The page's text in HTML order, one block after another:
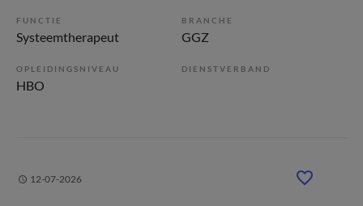
FUNCTIE
Systeemtherapeut
BRANCHE
GGZ
OPLEIDINGSNIVEAU
HBO
DIENSTVERBAND
12-07-2026